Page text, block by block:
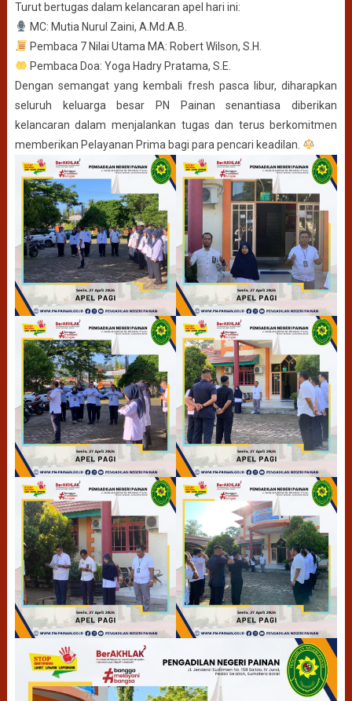
Turut bertugas dalam kelancaran apel hari ini:
MC: Mutia Nurul Zaini, A.Md.A.B.
Pembaca 7 Nilai Utama MA: Robert Wilson, S.H.
Pembaca Doa: Yoga Hadry Pratama, S.E.
Dengan semangat yang kembali fresh pasca libur, diharapkan
seluruh keluarga besar PN Painan senantiasa diberikan
kelancaran dalam menjalankan tugas dan terus berkomitmen
memberikan Pelayanan Prima bagi para pencari keadilan.